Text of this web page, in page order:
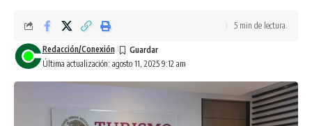
Última actualización: agosto 11, 2025 9:12 am
Redacción/Conexión
5 min de lectura.